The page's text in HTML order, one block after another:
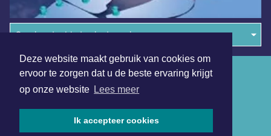
Deze website maakt gebruik van cookies om
ervoor te zorgen dat u de beste ervaring krijgt
op onze website Lees meer
Ik accepteer cookies
Overige dagbladen in de regio
Algemene voorwaarden
Disclaimer